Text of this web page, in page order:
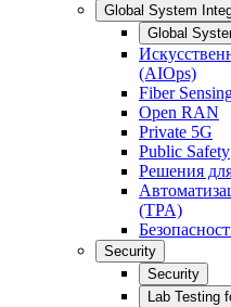
Global System
Global
(AIOps)
Fiber
Open RAN
Private 5G
Public Safety
Решения
(TPA)
Security
Security
Lab Testing